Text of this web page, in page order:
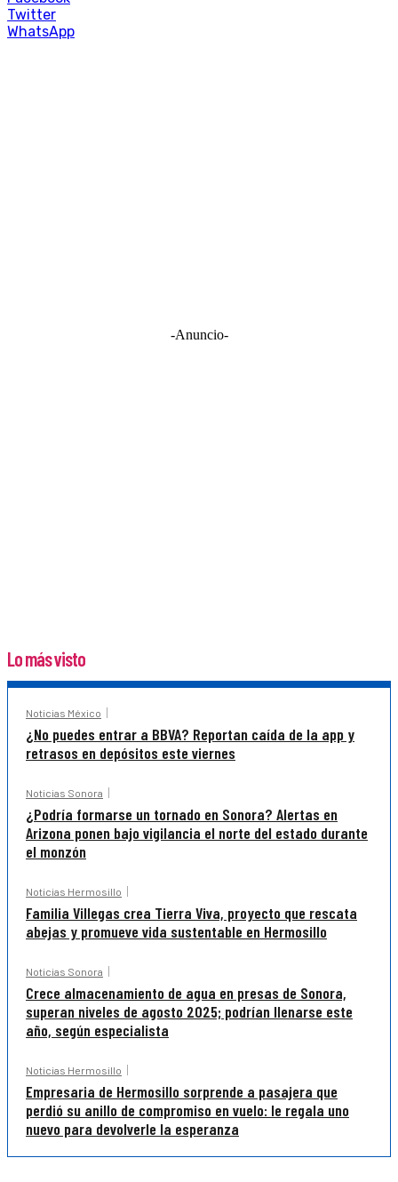
Twitter
WhatsApp
-Anuncio-
Lo más visto
Noticias México
¿No puedes entrar a BBVA? Reportan caída de la app y
retrasos en depósitos este viernes
Noticias Sonora
¿Podría formarse un tornado en Sonora? Alertas en
Arizona ponen bajo vigilancia el norte del estado durante
el monzón
Noticias Hermosillo
Familia Villegas crea Tierra Viva, proyecto que rescata
abejas y promueve vida sustentable en Hermosillo
Noticias Sonora
Crece almacenamiento de agua en presas de Sonora,
superan niveles de agosto 2025; podrían llenarse este
año, según especialista
Noticias Hermosillo
Empresaria de Hermosillo sorprende a pasajera que
perdió su anillo de compromiso en vuelo: le regala uno
nuevo para devolverle la esperanza